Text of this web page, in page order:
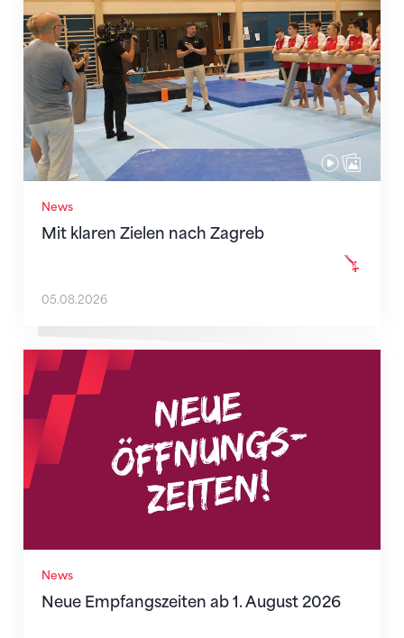
News
Mit klaren Zielen nach Zagreb
05.08.2026
News
Neue Empfangszeiten ab 1. August 2026
Neue Empfangszeiten ab 1. August 2026